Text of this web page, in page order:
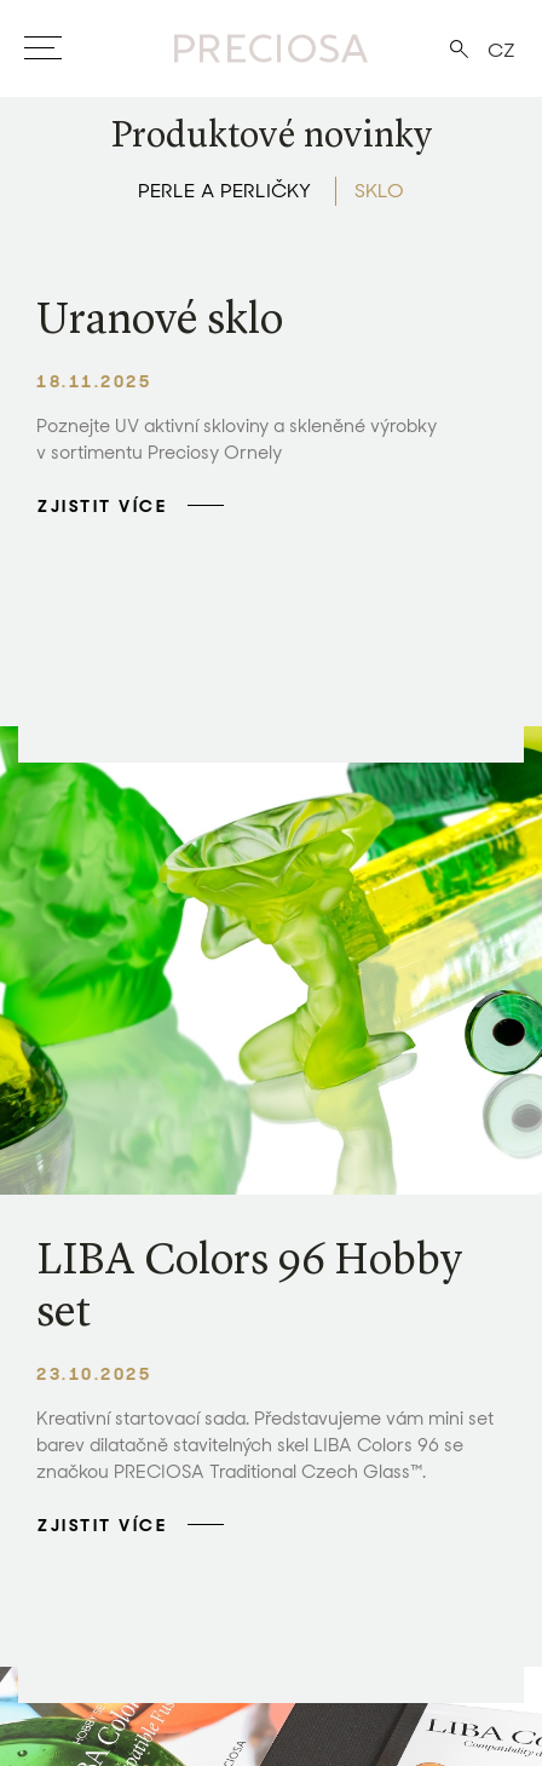
CZ
Produktové novinky
PERLE A PERLIČKY SKLO
Uranové sklo
18.11.2025
Poznejte UV aktivní skloviny a skleněné výrobky
v sortimentu Preciosy Ornely
ZJISTIT VÍCE
LIBA Colors 96 Hobby
set
23.10.2025
Kreativní startovací sada. Představujeme vám mini set
barev dilatačně stavitelných skel LIBA Colors 96 se
značkou PRECIOSA Traditional Czech Glass™.
ZJISTIT VÍCE